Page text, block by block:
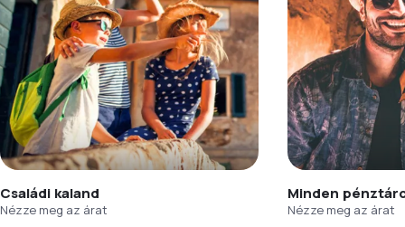
Családi kaland
Nézze meg az árat
Minden
Nézze meg az árat